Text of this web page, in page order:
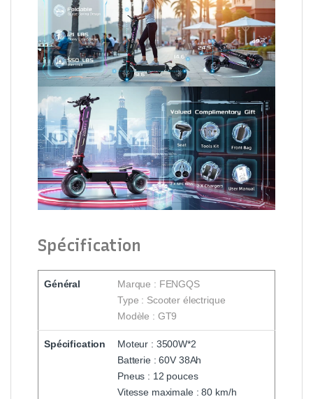
Spécification
Général
Marque : FENGQS
Type : Scooter électrique
Modèle : GT9
Spécification
Moteur : 3500W*2
Batterie : 60V 38Ah
Pneus : 12 pouces
Vitesse maximale : 80 km/h